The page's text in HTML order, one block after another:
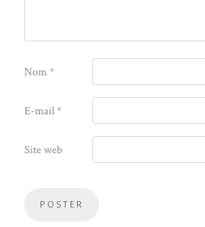
Nom*
E-mail*
Site web